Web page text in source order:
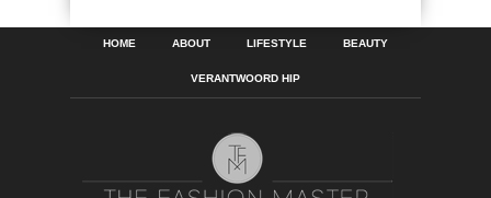
HOME ABOUT LIFESTYLE BEAUTY
VERANTWOORD HIP